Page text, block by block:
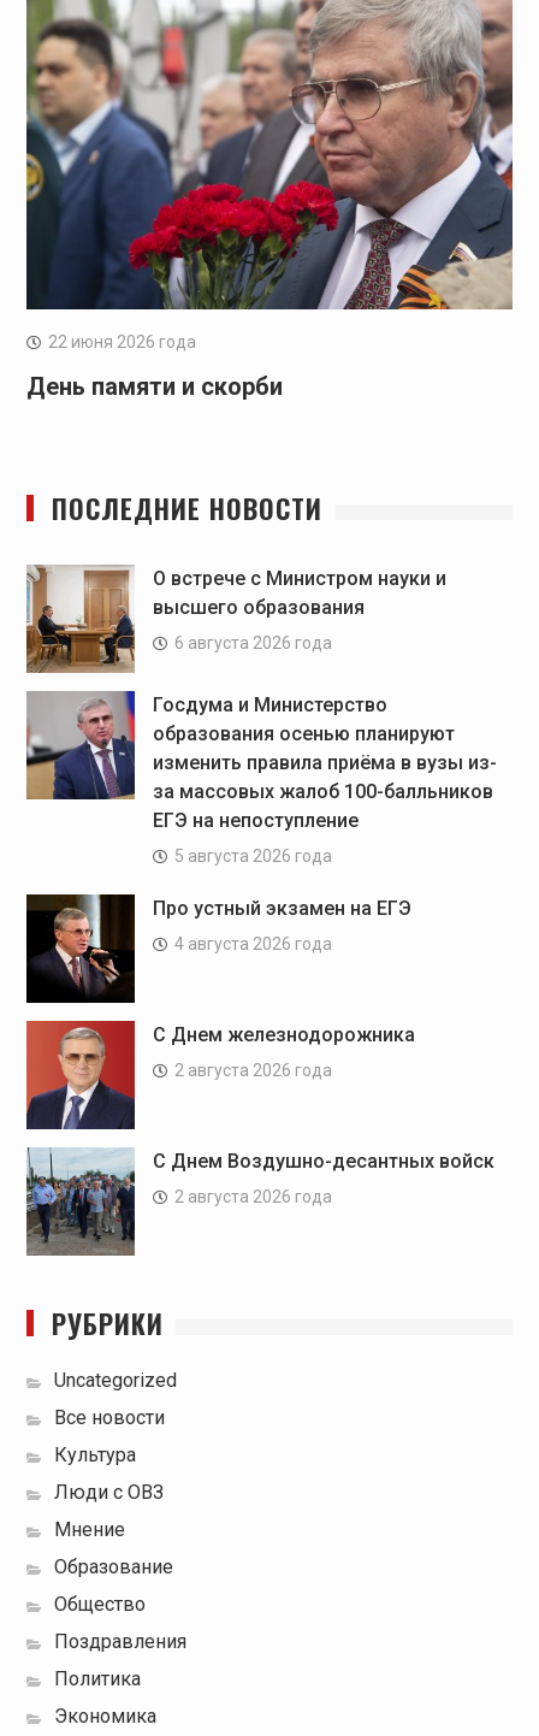
22 июня 2026 года
День памяти и скорби
ПОСЛЕДНИЕ НОВОСТИ
О встрече с Министром науки и
высшего образования
6 августа 2026 года
Госдума и Министерство
образования осенью планируют
изменить правила приёма в вузы из-
за массовых жалоб 100-балльников
ЕГЭ на непоступление
5 августа 2026 года
Про устный экзамен на ЕГЭ
4 августа 2026 года
С Днем железнодорожника
2 августа 2026 года
С Днем Воздушно-десантных войск
2 августа 2026 года
РУБРИКИ
Uncategorized
Все новости
Культура
Люди с ОВЗ
Мнение
Образование
Общество
Поздравления
Политика
Экономика